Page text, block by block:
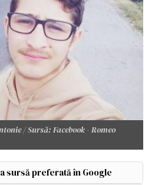
/ Sursă: Facebook - Romeo
sursă preferată în Google